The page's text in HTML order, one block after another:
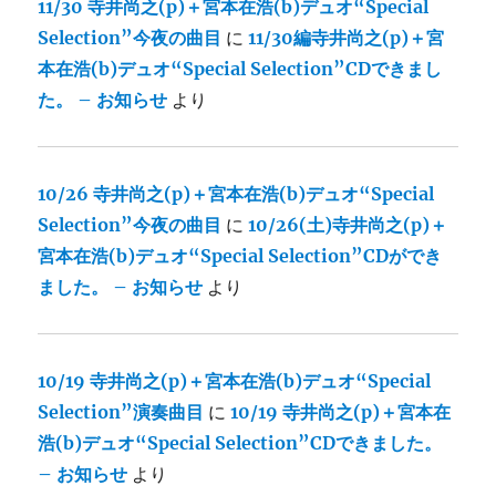
11/30 寺井尚之(p)＋宮本在浩(b)デュオ“Special
Selection”今夜の曲目 に11/30編寺井尚之(p)＋宮
本在浩(b)デュオ“Special Selection”CDできまし
た。 – お知らせ より
10/26 寺井尚之(p)＋宮本在浩(b)デュオ“Special
Selection”今夜の曲目 に10/26(土)寺井尚之(p)＋
宮本在浩(b)デュオ“Special Selection”CDができ
ました。 – お知らせ より
10/19 寺井尚之(p)＋宮本在浩(b)デュオ“Special
Selection”演奏曲目 に10/19 寺井尚之(p)＋宮本在
浩(b)デュオ“Special Selection”CDできました。
– お知らせ より